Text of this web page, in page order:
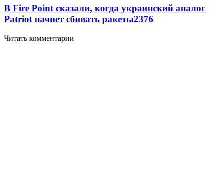
В Fire Point сказали, когда украинский аналог
Patriot начнет сбивать ракеты2376
Читать комментарии